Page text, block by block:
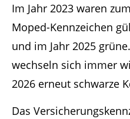
Im Jahr 2023 waren
Moped-Kennzeichen
und im Jahr 2025
wechseln sich immer
2026 erneut schwarze
Das